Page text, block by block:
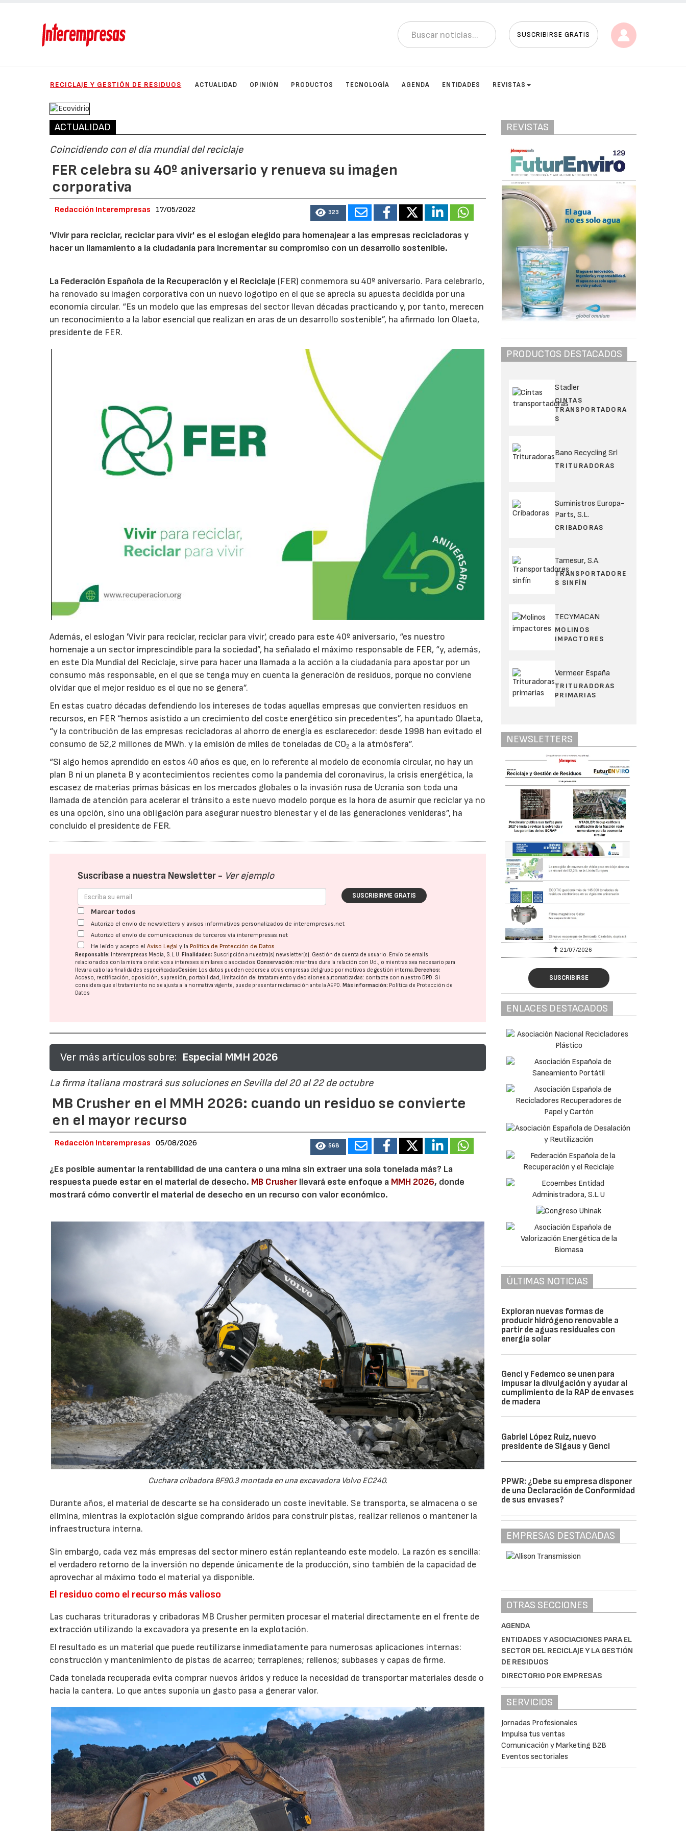
SUSCRIBIRSE GRATIS
RECICLAJE Y GESTIÓN DE RESIDUOS ACTUALIDAD OPINIÓN PRODUCTOS TECNOLOGÍA AGENDA ENTIDADES REVISTAS
ACTUALIDAD
Coincidiendo con el día mundial del reciclaje
FER celebra su 40º aniversario y renueva su imagen
corporativa
Redacción Interempresas 17/05/2022 323
'Vivir para reciclar, reciclar para vivir' es el eslogan elegido para homenajear a las empresas recicladoras y
hacer un llamamiento a la ciudadanía para incrementar su compromiso con un desarrollo sostenible.
La Federación Española de la Recuperación y el Reciclaje (FER) conmemora su 40º aniversario. Para celebrarlo,
ha renovado su imagen corporativa con un nuevo logotipo en el que se aprecia su apuesta decidida por una
economía circular. “Es un modelo que las empresas del sector llevan décadas practicando y, por tanto, merecen
un reconocimiento a la labor esencial que realizan en aras de un desarrollo sostenible”, ha afirmado Ion Olaeta,
presidente de FER.
Además, el eslogan 'Vivir para reciclar, reciclar para vivir', creado para este 40º aniversario, “es nuestro
homenaje a un sector imprescindible para la sociedad”, ha señalado el máximo responsable de FER, “y, además,
en este Día Mundial del Reciclaje, sirve para hacer una llamada a la acción a la ciudadanía para apostar por un
consumo más responsable, en el que se tenga muy en cuenta la generación de residuos, porque no conviene
olvidar que el mejor residuo es el que no se genera”.
En estas cuatro décadas defendiendo los intereses de todas aquellas empresas que convierten residuos en
recursos, en FER “hemos asistido a un crecimiento del coste energético sin precedentes”, ha apuntado Olaeta,
“y la contribución de las empresas recicladoras al ahorro de energía es esclarecedor: desde 1998 han evitado el
consumo de 52,2 millones de MWh. y la emisión de miles de toneladas de CO2 a la atmósfera”.
“Si algo hemos aprendido en estos 40 años es que, en lo referente al modelo de economía circular, no hay un
plan B ni un planeta B y acontecimientos recientes como la pandemia del coronavirus, la crisis energética, la
escasez de materias primas básicas en los mercados globales o la invasión rusa de Ucrania son toda una
llamada de atención para acelerar el tránsito a este nuevo modelo porque es la hora de asumir que reciclar ya no
es una opción, sino una obligación para asegurar nuestro bienestar y el de las generaciones venideras”, ha
concluido el presidente de FER.
Suscríbase a nuestra Newsletter - Ver ejemplo
SUSCRIBIRME GRATIS
Marcar todos
Autorizo el envío de newsletters y avisos informativos personalizados de interempresas.net
Autorizo el envío de comunicaciones de terceros vía interempresas.net
He leído y acepto elAviso Legal y la Política de Protección de Datos
Responsable: Interempresas Media, S.L.U. Finalidades: Suscripción a nuestra(s) newsletter(s). Gestión de cuenta de usuario. Envío de emails
relacionados con la misma o relativos a intereses similares o asociados.Conservación: mientras dure la relación con Ud., o mientras sea necesario para
llevar a cabo las finalidades especificadasCesión: Los datos pueden cederse a otras empresas del grupo por motivos de gestión interna. Derechos:
Acceso, rectificación, oposición, supresión, portabilidad, limitación del tratatamiento y decisiones automatizadas: contacte con nuestro DPD. Si
considera que el tratamiento no se ajusta a la normativa vigente, puede presentar reclamación ante laAEPD. Más información: Política de Protección de
Datos
Ver más artículos sobre: Especial MMH 2026
La firma italiana mostrará sus soluciones en Sevilla del 20 al 22 de octubre
MB Crusher en el MMH 2026: cuando un residuo se convierte
en el mayor recurso
Redacción Interempresas 05/08/2026 568
¿Es posible aumentar la rentabilidad de una cantera o una mina sin extraer una sola tonelada más? La
respuesta puede estar en el material de desecho. MB Crusherllevará este enfoque a MMH 2026, donde
mostrará cómo convertir el material de desecho en un recurso con valor económico.
Cuchara cribadora BF90.3 montada en una excavadora Volvo EC240.
Durante años, el material de descarte se ha considerado un coste inevitable. Se transporta, se almacena o se
elimina, mientras la explotación sigue comprando áridos para construir pistas, realizar rellenos o mantener la
infraestructura interna.
Sin embargo, cada vez más empresas del sector minero están replanteando este modelo. La razón es sencilla:
el verdadero retorno de la inversión no depende únicamente de la producción, sino también de la capacidad de
aprovechar al máximo todo el material ya disponible.
El residuo como el recurso más valioso
Las cucharas trituradoras y cribadoras MB Crusher permiten procesar el material directamente en el frente de
extracción utilizando la excavadora ya presente en la explotación.
El resultado es un material que puede reutilizarse inmediatamente para numerosas aplicaciones internas:
construcción y mantenimiento de pistas de acarreo; terraplenes; rellenos; subbases y capas de firme.
Cada tonelada recuperada evita comprar nuevos áridos y reduce la necesidad de transportar materiales desde o
hacia la cantera. Lo que antes suponía un gasto pasa a generar valor.
REVISTAS
PRODUCTOS DESTACADOS
Stadler
CINTAS
TRANSPORTADORA
S
Bano Recycling Srl
TRITURADORAS
Suministros Europa-
Parts, S.L.
CRIBADORAS
Tamesur, S.A.
TRANSPORTADORE
S SINFÍN
TECYMACAN
MOLINOS
IMPACTORES
Vermeer España
TRITURADORAS
PRIMARIAS
NEWSLETTERS
21/07/2026
SUSCRIBIRSE
ENLACES DESTACADOS
ÚLTIMAS NOTICIAS
Exploran nuevas formas de
producir hidrógeno renovable a
partir de aguas residuales con
energía solar
Genci y Fedemco se unen para
impusar la divulgación y ayudar al
cumplimiento de la RAP de envases
de madera
Gabriel López Ruiz, nuevo
presidente de Sigaus y Genci
PPWR: ¿Debe su empresa disponer
de una Declaración de Conformidad
de sus envases?
EMPRESAS DESTACADAS
OTRAS SECCIONES
AGENDA
ENTIDADES Y ASOCIACIONES PARA EL
SECTOR DEL RECICLAJE Y LA GESTIÓN
DE RESIDUOS
DIRECTORIO POR EMPRESAS
SERVICIOS
Jornadas Profesionales
Impulsa tus ventas
Comunicación y Marketing B2B
Eventos sectoriales